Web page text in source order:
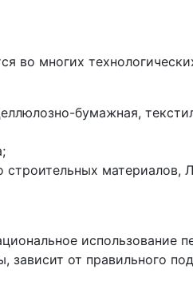
во многих
бумажная,
строительных материалов,
использование
зависит от правильного